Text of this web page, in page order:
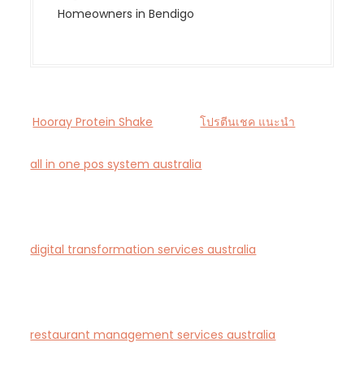
Homeowners in Bendigo
Hooray Protein Shake โปรตีนเชค แนะนำ
all in one pos system australia
digital transformation services australia
restaurant management services australia